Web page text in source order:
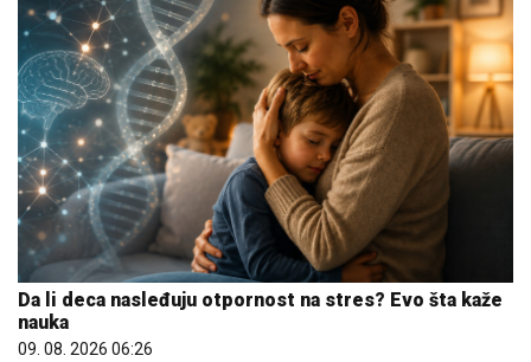
Da li deca nasleđuju otpornost na stres? Evo šta kaže
nauka
09. 08. 2026 06:26